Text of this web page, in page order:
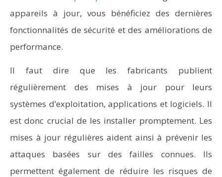
appareils à jour, vous bénéficiez des dernières
fonctionnalités de sécurité et des améliorations de
performance.
Il faut dire que les fabricants publient
régulièrement des mises à jour pour leurs
systèmes d’exploitation, applications et logiciels. Il
est donc crucial de les installer promptement. Les
mises à jour régulières aident ainsi à prévenir les
attaques basées sur des failles connues. Ils
permettent également de réduire les risques de